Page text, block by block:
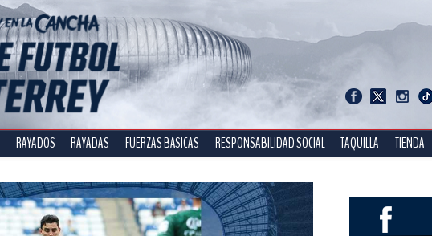
RAYADOS RAYADAS FUERZAS BÁSICAS RESPONSABILIDAD SOCIAL TAQUILLA TIENDA